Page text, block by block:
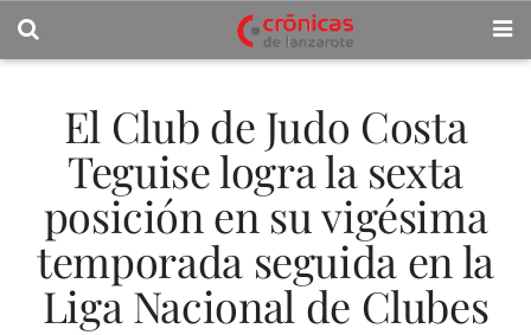
El Club de Judo Costa
Teguise logra la sexta
posición en su vigésima
temporada seguida en la
Liga Nacional de Clubes